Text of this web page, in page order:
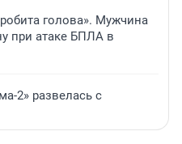
голова». Мужчина
при атаке БПЛА в
2» развелась с